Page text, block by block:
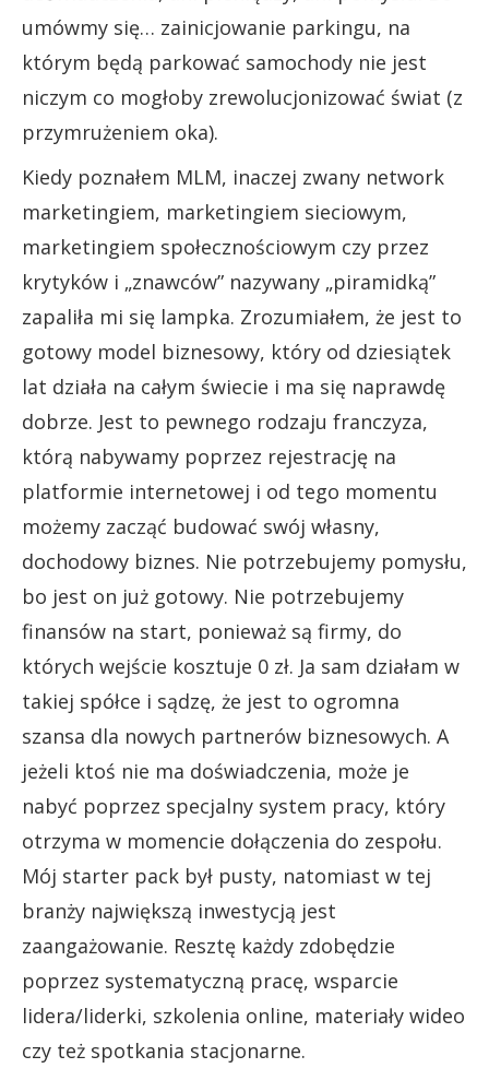
umówmy się… zainicjowanie parkingu, na
którym będą parkować samochody nie jest
niczym co mogłoby zrewolucjonizować świat (z
przymrużeniem oka).
Kiedy poznałem MLM, inaczej zwany network
marketingiem, marketingiem sieciowym,
marketingiem społecznościowym czy przez
krytyków i „znawców” nazywany „piramidką”
zapaliła mi się lampka. Zrozumiałem, że jest to
gotowy model biznesowy, który od dziesiątek
lat działa na całym świecie i ma się naprawdę
dobrze. Jest to pewnego rodzaju franczyza,
którą nabywamy poprzez rejestrację na
platformie internetowej i od tego momentu
możemy zacząć budować swój własny,
dochodowy biznes. Nie potrzebujemy pomysłu,
bo jest on już gotowy. Nie potrzebujemy
finansów na start, ponieważ są firmy, do
których wejście kosztuje 0 zł. Ja sam działam w
takiej spółce i sądzę, że jest to ogromna
szansa dla nowych partnerów biznesowych. A
jeżeli ktoś nie ma doświadczenia, może je
nabyć poprzez specjalny system pracy, który
otrzyma w momencie dołączenia do zespołu.
Mój starter pack był pusty, natomiast w tej
branży największą inwestycją jest
zaangażowanie. Resztę każdy zdobędzie
poprzez systematyczną pracę, wsparcie
lidera/liderki, szkolenia online, materiały wideo
czy też spotkania stacjonarne.